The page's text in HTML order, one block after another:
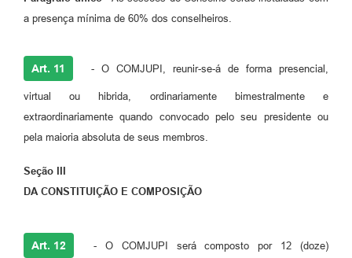
a presença mínima de 60% dos conselheiros.
Art. 11 - O COMJUPI, reunir-se-á de forma presencial,
virtual ou hibrida, ordinariamente bimestralmente e
extraordinariamente quando convocado pelo seu presidente ou
pela maioria absoluta de seus membros.
Seção III
DA CONSTITUIÇÃO E COMPOSIÇÃO
Art. 12 - O COMJUPI será composto por 12 (doze)